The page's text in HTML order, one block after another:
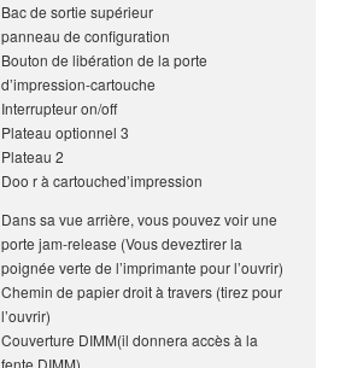
Bac de sortie supérieur
panneau de configuration
Bouton de libération de la porte
d’impression-cartouche
Interrupteur on/off
Plateau optionnel 3
Plateau 2
Doo r à cartouched’impression
Dans sa vue arrière, vous pouvez voir une
porte jam-release (Vous deveztirer la
poignée verte de l’imprimante pour l’ouvrir)
Chemin de papier droit à travers (tirez pour
l’ouvrir)
Couverture DIMM(il donnera accès à la